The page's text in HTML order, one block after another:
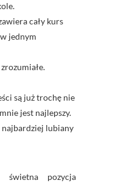
cały kurs
jednym
są już trochę nie
jest najlepszy.
lubiany
pozycja